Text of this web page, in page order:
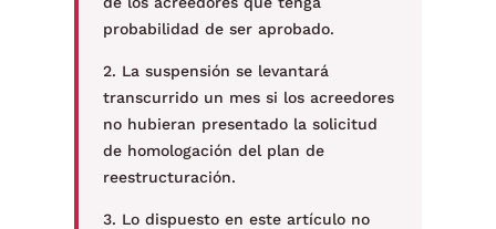
probabilidad de ser aprobado.
2. La suspensión se levantará
transcurrido un mes si los acreedores
no hubieran presentado la solicitud
de homologación del plan de
reestructuración.
3. Lo dispuesto en este artículo no